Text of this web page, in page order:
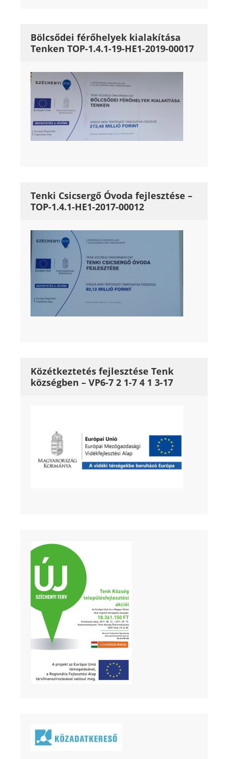
Bölcsődei férőhelyek kialakítása
Tenken TOP-1.4.1-19-HE1-2019-00017
Tenki Csicsergő Óvoda fejlesztése –
TOP-1.4.1-HE1-2017-00012
Közétkeztetés fejlesztése Tenk
községben – VP6-7 2 1-7 4 1 3-17